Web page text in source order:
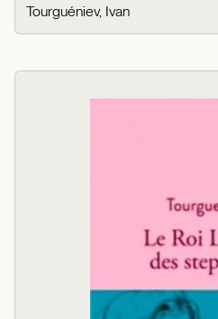
Tourguéniev, Ivan